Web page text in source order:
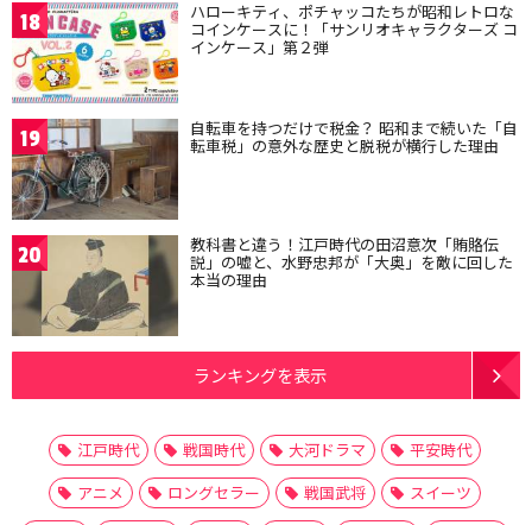
18 ハローキティ、ポチャッコたちが昭和レトロな
コインケースに！「サンリオキャラクターズ コ
インケース」第２弾
19 自転車を持つだけで税金？ 昭和まで続いた「自
転車税」の意外な歴史と脱税が横行した理由
20 教科書と違う！江戸時代の田沼意次「賄賂伝
説」の嘘と、水野忠邦が「大奥」を敵に回した
本当の理由
ランキングを表示
江戸時代 戦国時代 大河ドラマ
平安時代
アニメ
ロングセラー 戦国武将
スイーツ